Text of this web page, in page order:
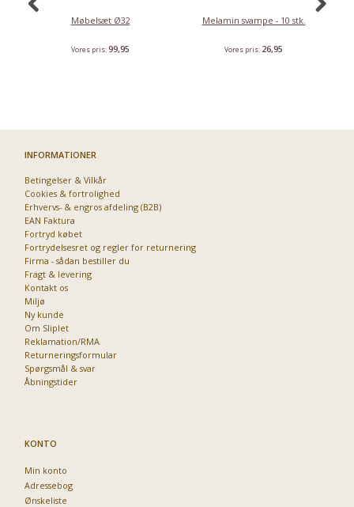
Møbelsæt Ø32
Vores pris:99,95
Melamin svampe - 10 stk.
Vores pris: 26,95
INFORMATIONER
Betingelser & Vilkår
Cookies & fortrolighed
Erhvervs- & engros afdeling (B2B)
EAN Faktura
Fortryd købet
Fortrydelsesret og regler for returnering
Firma - sådan bestiller du
Fragt & levering
Kontakt os
Miljø
Ny kunde
Om Sliplet
Reklamation/RMA
Returneringsformular
Spørgsmål & svar
Åbningstider
KONTO
Min konto
Adressebog
Ønskeliste
Priser fra kun 29,95